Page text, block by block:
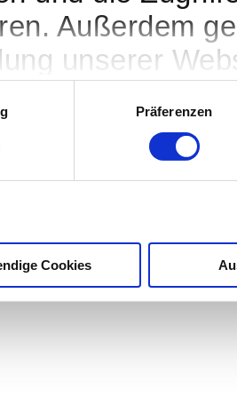
Außerdem
unserer
diese
Daten
Präferenzen
Cookies